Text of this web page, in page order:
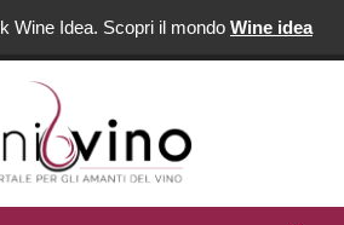
Wine Idea. Scopri il mondo Wine idea